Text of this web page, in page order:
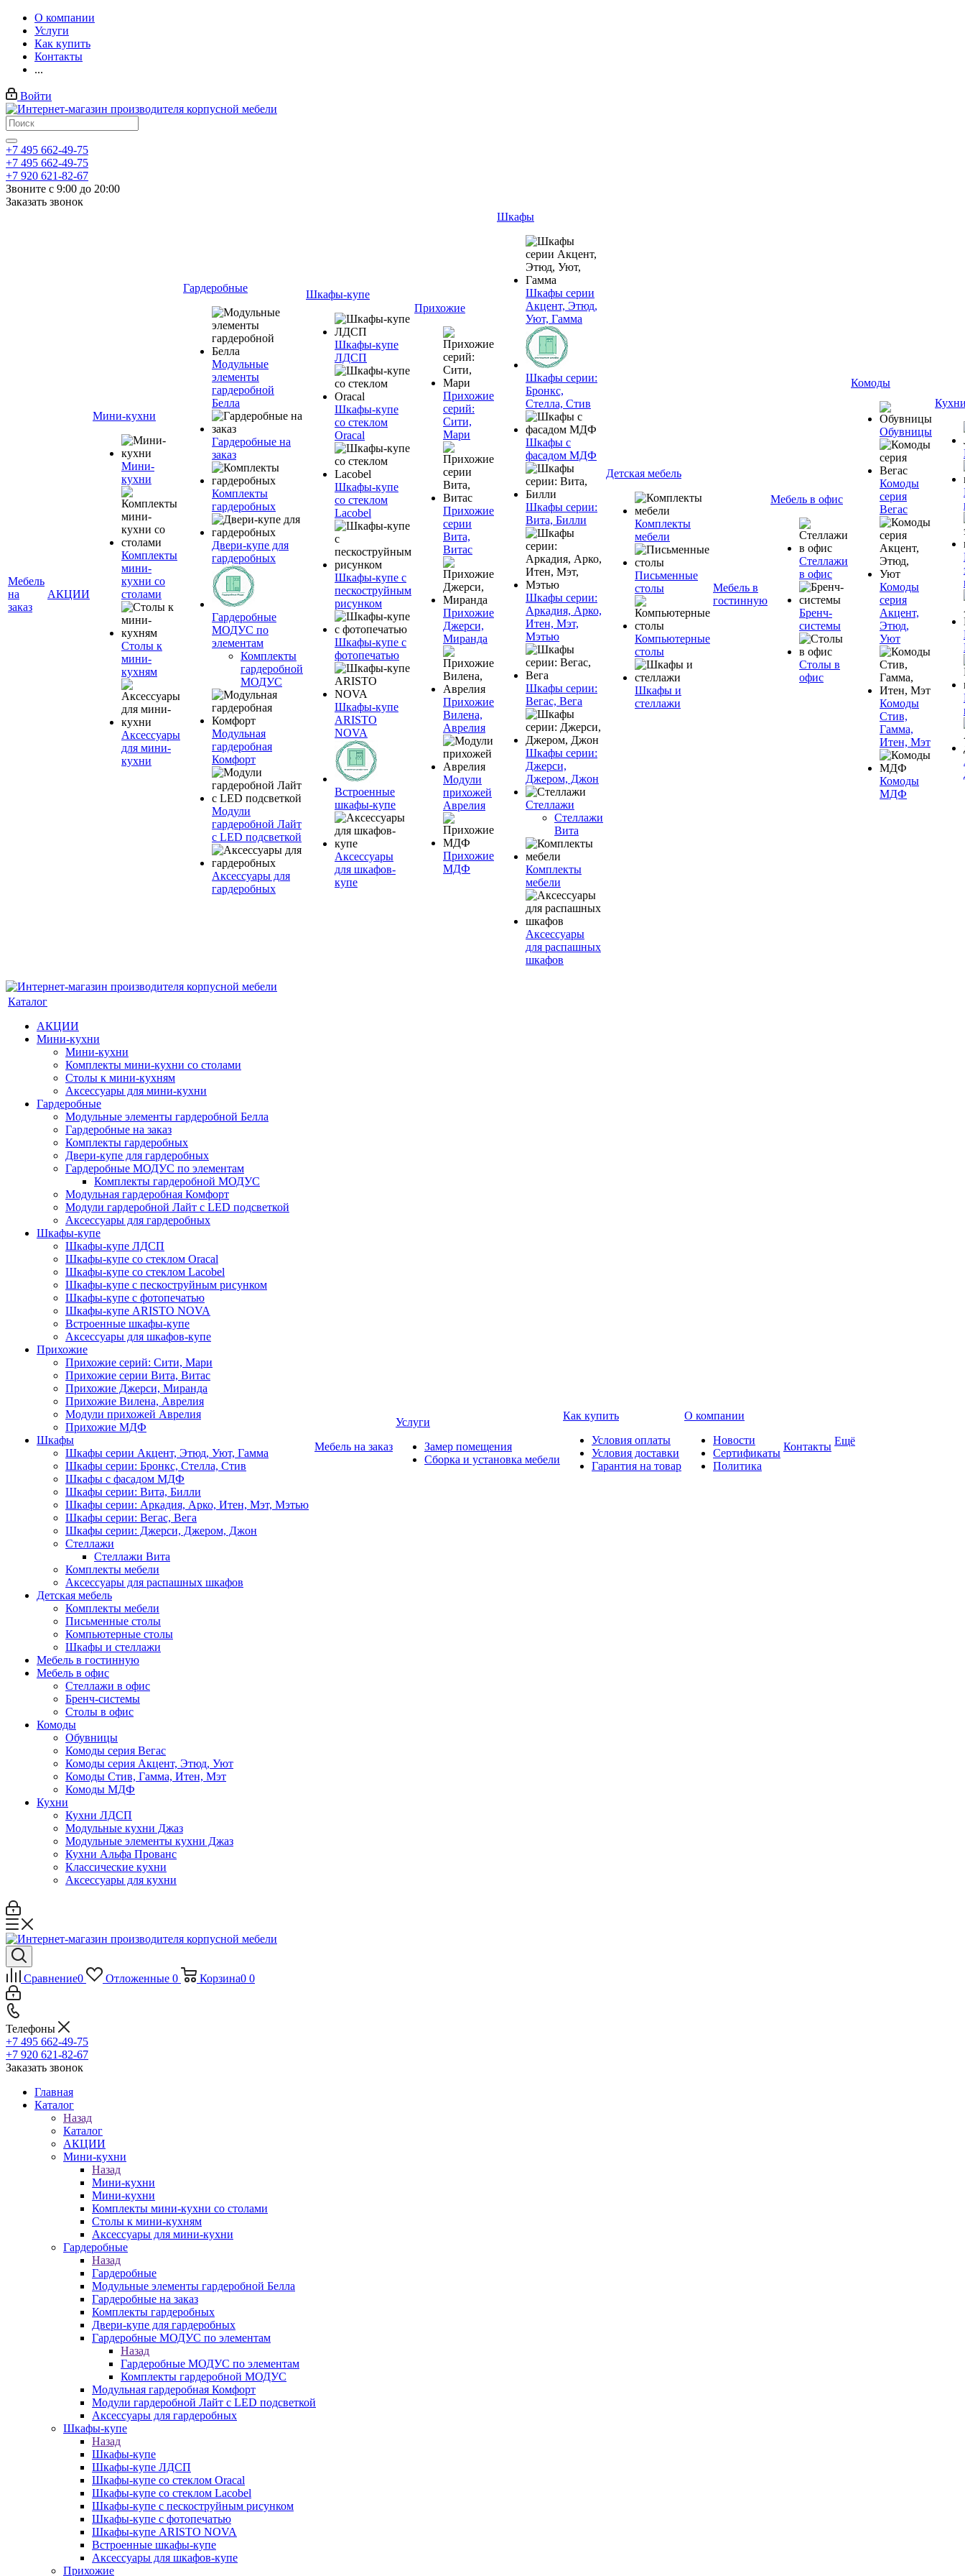
О компании
Услуги
Как купить
Контакты
...
Войти
+7 495 662-49-75
+7 495 662-49-75
+7 920 621-82-67
Звоните с 9:00 до 20:00
Заказать звонок
Мебель
на
заказ
АКЦИИ
Мини-кухни
Мини-
кухни
Комплекты
мини-
кухни со
столами
Столы к
мини-
кухням
Аксессуары
для мини-
кухни
Гардеробные
Модульные
элементы
гардеробной
Белла
Гардеробные на
заказ
Комплекты
гардеробных
Двери-купе для
гардеробных
Гардеробные
МОДУС по
элементам
Комплекты
гардеробной
МОДУС
Модульная
гардеробная
Комфорт
Модули
гардеробной Лайт
с LED подсветкой
Аксессуары для
гардеробных
Шкафы-купе
Шкафы-купе
ЛДСП
Шкафы-купе
со стеклом
Oracal
Шкафы-купе
со стеклом
Lacobel
Шкафы-купе с
пескоструйным
рисунком
Шкафы-купе с
фотопечатью
Шкафы-купе
ARISTO
NOVA
Встроенные
шкафы-купе
Аксессуары
для шкафов-
купе
Прихожие
Прихожие
серий:
Сити,
Мари
Прихожие
серии
Вита,
Витас
Прихожие
Джерси,
Миранда
Прихожие
Вилена,
Аврелия
Модули
прихожей
Аврелия
Прихожие
МДФ
Шкафы
Шкафы серии
Акцент, Этюд,
Уют, Гамма
Шкафы серии:
Бронкс,
Стелла, Стив
Шкафы с
фасадом МДФ
Шкафы серии:
Вита, Билли
Шкафы серии:
Аркадия, Арко,
Итен, Мэт,
Мэтью
Шкафы серии:
Вегас, Вега
Шкафы серии:
Джерси,
Джером, Джон
Стеллажи
Стеллажи
Вита
Комплекты
мебели
Аксессуары
для распашных
шкафов
Детская мебель
Комплекты
мебели
Письменные
столы
Компьютерные
столы
Шкафы и
стеллажи
Мебель в
гостинную
Мебель в офис
Стеллажи
в офис
Бренч-
системы
Столы в
офис
Комоды
Обувницы
Комоды
серия
Вегас
Комоды
серия
Акцент,
Этюд,
Уют
Комоды
Стив,
Гамма,
Итен, Мэт
Комоды
МДФ
Каталог
АКЦИИ
Мини-кухни
Мини-кухни
Комплекты мини-кухни со столами
Столы к мини-кухням
Аксессуары для мини-кухни
Гардеробные
Модульные элементы гардеробной Белла
Гардеробные на заказ
Комплекты гардеробных
Двери-купе для гардеробных
Гардеробные МОДУС по элементам
Комплекты гардеробной МОДУС
Модульная гардеробная Комфорт
Модули гардеробной Лайт с LED подсветкой
Аксессуары для гардеробных
Шкафы-купе
Шкафы-купе ЛДСП
Шкафы-купе со стеклом Oracal
Шкафы-купе со стеклом Lacobel
Шкафы-купе с пескоструйным рисунком
Шкафы-купе с фотопечатью
Шкафы-купе ARISTO NOVA
Встроенные шкафы-купе
Аксессуары для шкафов-купе
Прихожие
Прихожие серий: Сити, Мари
Прихожие серии Вита, Витас
Прихожие Джерси, Миранда
Прихожие Вилена, Аврелия
Модули прихожей Аврелия
Прихожие МДФ
Шкафы
Шкафы серии Акцент, Этюд, Уют, Гамма
Шкафы серии: Бронкс, Стелла, Стив
Шкафы с фасадом МДФ
Шкафы серии: Вита, Билли
Шкафы серии: Аркадия, Арко, Итен, Мэт, Мэтью
Шкафы серии: Вегас, Вега
Шкафы серии: Джерси, Джером, Джон
Стеллажи
Стеллажи Вита
Комплекты мебели
Аксессуары для распашных шкафов
Детская мебель
Комплекты мебели
Письменные столы
Компьютерные столы
Шкафы и стеллажи
Мебель в гостинную
Мебель в офис
Стеллажи в офис
Бренч-системы
Столы в офис
Комоды
Обувницы
Комоды серия Вегас
Комоды серия Акцент, Этюд, Уют
Комоды Стив, Гамма, Итен, Мэт
Комоды МДФ
Кухни
Кухни ЛДСП
Модульные кухни Джаз
Модульные элементы кухни Джаз
Кухни Альфа Прованс
Классические кухни
Аксессуары для кухни
Мебель на заказ
Услуги
Замер помещения
Сборка и установка мебели
Как купить
Условия оплаты
Условия доставки
Гарантия на товар
О компании
Новости
Сертификаты
Политика
Контакты Ещё
Сравнение0 Отложенные 0 Корзина0 0
Телефоны
+7 495 662-49-75
+7 920 621-82-67
Заказать звонок
Главная
Каталог
Назад
Каталог
АКЦИИ
Мини-кухни
Назад
Мини-кухни
Мини-кухни
Комплекты мини-кухни со столами
Столы к мини-кухням
Аксессуары для мини-кухни
Гардеробные
Назад
Гардеробные
Модульные элементы гардеробной Белла
Гардеробные на заказ
Комплекты гардеробных
Двери-купе для гардеробных
Гардеробные МОДУС по элементам
Назад
Гардеробные МОДУС по элементам
Комплекты гардеробной МОДУС
Модульная гардеробная Комфорт
Модули гардеробной Лайт с LED подсветкой
Аксессуары для гардеробных
Шкафы-купе
Назад
Шкафы-купе
Шкафы-купе ЛДСП
Шкафы-купе со стеклом Oracal
Шкафы-купе со стеклом Lacobel
Шкафы-купе с пескоструйным рисунком
Шкафы-купе с фотопечатью
Шкафы-купе ARISTO NOVA
Встроенные шкафы-купе
Аксессуары для шкафов-купе
Прихожие